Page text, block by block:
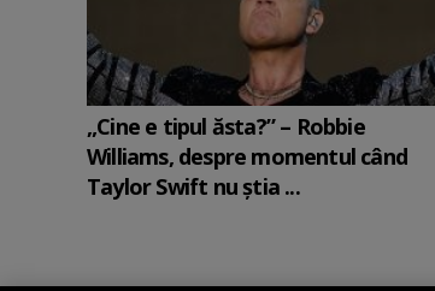
„Cine e tipul ăsta?” – Robbie
Williams, despre momentul când
Taylor Swift nu știa ...